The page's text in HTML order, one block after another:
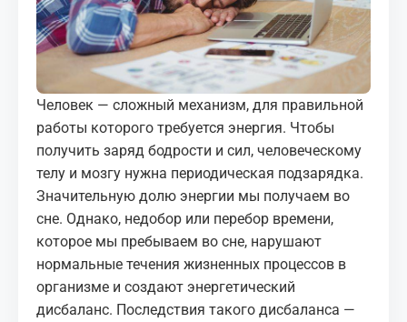
КОРТЫ
КОНТАКТЫ
UZ-PIN
Человек — сложный механизм, для правильной
работы которого требуется энергия. Чтобы
получить заряд бодрости и сил, человеческому
телу и мозгу нужна периодическая подзарядка.
Значительную долю энергии мы получаем во
сне. Однако, недобор или перебор времени,
которое мы пребываем во сне, нарушают
нормальные течения жизненных процессов в
организме и создают энергетический
дисбаланс. Последствия такого дисбаланса —